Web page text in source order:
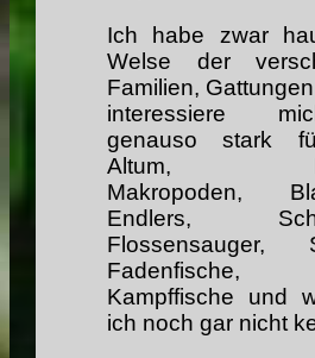
Ich habe zwar
Welse der
Familien,
interessiere
genauso stark
Altum,
Makropoden,
Endlers,
Flossensauger,
Fadenfische,
Kampffische und
ich noch gar nicht